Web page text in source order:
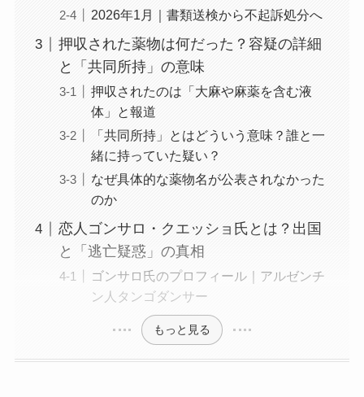
2026年1月｜書類送検から不起訴処分へ
押収された薬物は何だった？容疑の詳細
と「共同所持」の意味
押収されたのは「大麻や麻薬を含む液
体」と報道
「共同所持」とはどういう意味？誰と一
緒に持っていた疑い？
なぜ具体的な薬物名が公表されなかった
のか
恋人ゴンサロ・クエッショ氏とは？出国
と「逃亡疑惑」の真相
ゴンサロ氏のプロフィール｜アルゼンチ
ン人タンゴダンサー
もっと見る